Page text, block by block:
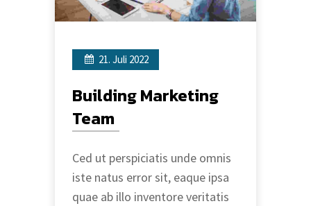
21. Juli 2022
Building Marketing
Team
Ced ut perspiciatis unde omnis
iste natus error sit, eaque ipsa
quae ab illo inventore veritatis